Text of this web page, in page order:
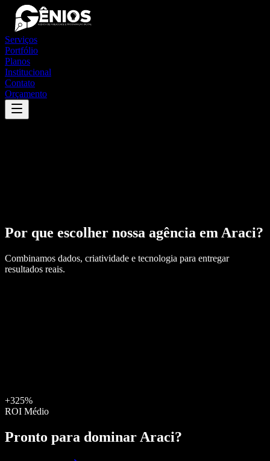
Serviços
Portfólio
Planos
Institucional
Contato
Orçamento
Por que escolher nossa agência em Araci?
Combinamos dados, criatividade e tecnologia para entregar
resultados reais.
+325%
ROI Médio
Pronto para dominar Araci?